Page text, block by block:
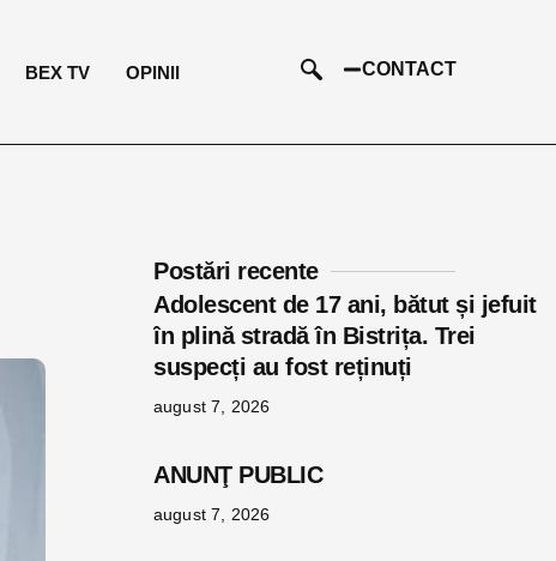
BEX TV OPINII CONTACT
Postări recente
Adolescent de 17 ani, bătut și jefuit
în plină stradă în Bistrița. Trei
suspecți au fost reținuți
august 7, 2026
ANUNŢ PUBLIC
august 7, 2026